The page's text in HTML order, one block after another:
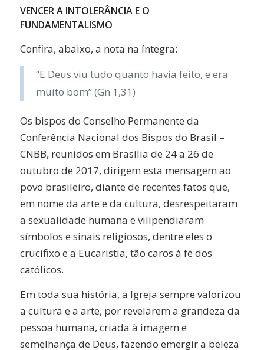
VENCER A INTOLERÂNCIA E O
FUNDAMENTALISMO
Confira, abaixo, a nota na íntegra:
“E Deus viu tudo quanto havia feito, e era
muito bom” (Gn 1,31)
Os bispos do Conselho Permanente da
Conferência Nacional dos Bispos do Brasil –
CNBB, reunidos em Brasília de 24 a 26 de
outubro de 2017, dirigem esta mensagem ao
povo brasileiro, diante de recentes fatos que,
em nome da arte e da cultura, desrespeitaram
a sexualidade humana e vilipendiaram
símbolos e sinais religiosos, dentre eles o
crucifixo e a Eucaristia, tão caros à fé dos
católicos.
Em toda sua história, a Igreja sempre valorizou
a cultura e a arte, por revelarem a grandeza da
pessoa humana, criada à imagem e
semelhança de Deus, fazendo emergir a beleza